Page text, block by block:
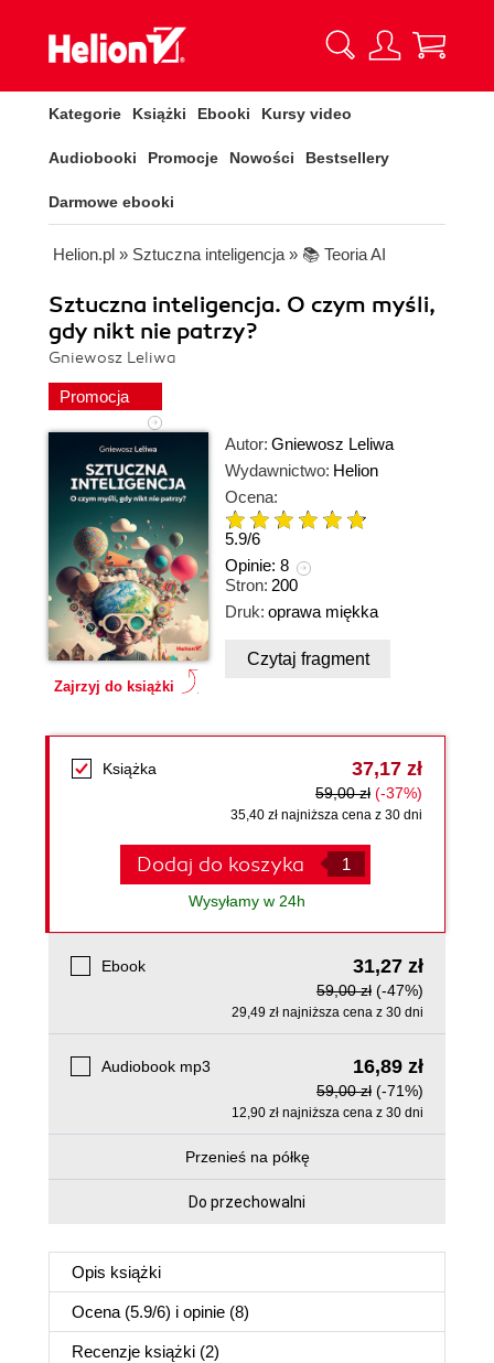
Kategorie Książki Ebooki Kursy video
Audiobooki Promocje Nowości Bestsellery
Darmowe ebooki
Helion.pl » Sztuczna inteligencja » 📚 Teoria AI
Sztuczna inteligencja. O czym myśli,
gdy nikt nie patrzy?
Gniewosz Leliwa
Promocja
Zajrzyj do książki
Autor: Gniewosz Leliwa
Wydawnictwo: Helion
Ocena:
5.9/6
Opinie: 8
Stron: 200
Druk: oprawa miękka
Czytaj fragment
Książka 37,17 zł
59,00 zł (-37%)
35,40 zł najniższa cena z 30 dni
Dodaj do koszyka
Wysyłamy w 24h
Ebook 31,27 zł
59,00 zł (-47%)
29,49 zł najniższa cena z 30 dni
Audiobook mp3 16,89 zł
59,00 zł (-71%)
12,90 zł najniższa cena z 30 dni
Przenieś na półkę
Do przechowalni
Opis książki
Ocena (5.9/6) i opinie (8)
Recenzje książki (2)